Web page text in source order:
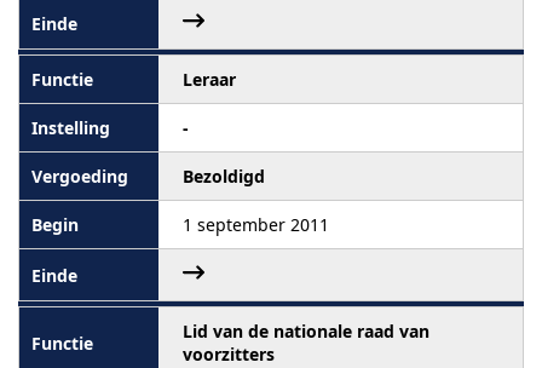
Leraar
-
Bezoldigd
1 september 2011
Lid van de nationale raad van
voorzitters